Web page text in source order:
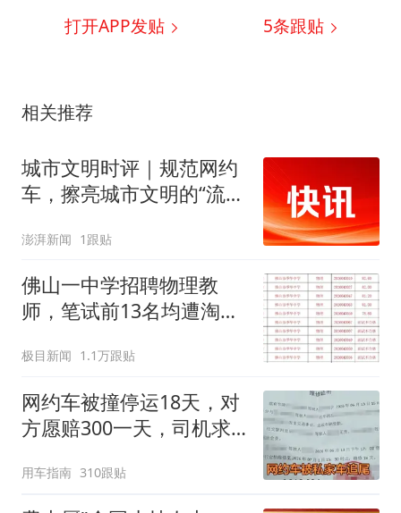
打开APP发贴 5条跟贴
相关推荐
城市文明时评｜规范网约
车，擦亮城市文明的“流动
澎湃新闻 1跟贴
佛山一中学招聘物理教
师，笔试前13名均遭淘
聘，成立调查组全面核查
极目新闻 1.1万跟贴
网约车被撞停运18天，对
方愿赔300一天，司机求
受吗？
用车指南 310跟贴